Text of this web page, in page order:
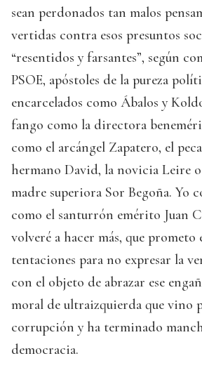
sean perdonados tan malos
vertidas contra esos presuntos
“resentidos y farsantes”, según
PSOE, apóstoles de la pureza
encarcelados como Ábalos y
fango como la directora
como el arcángel Zapatero, el
hermano David, la novicia Leire
madre superiora Sor Begoña. Yo
como el santurrón emérito Juan
volveré a hacer más, que prometo
tentaciones para no expresar la
con el objeto de abrazar ese
moral de ultraizquierda que vino
corrupción y ha terminado
democracia.